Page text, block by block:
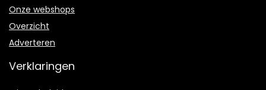
Onze webshops
Overzicht
Adverteren
Verklaringen